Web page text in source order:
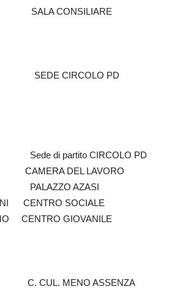
SALA CONSILIARE
CIRCOLO PD VIA
Sede di partito CIRCOLO PD
CAMERA DEL LAVORO
PALAZZO AZASI VIA
CENTRO SOCIALE
ALMO CENTRO GIOVANILE
CUL. MENO ASSENZA